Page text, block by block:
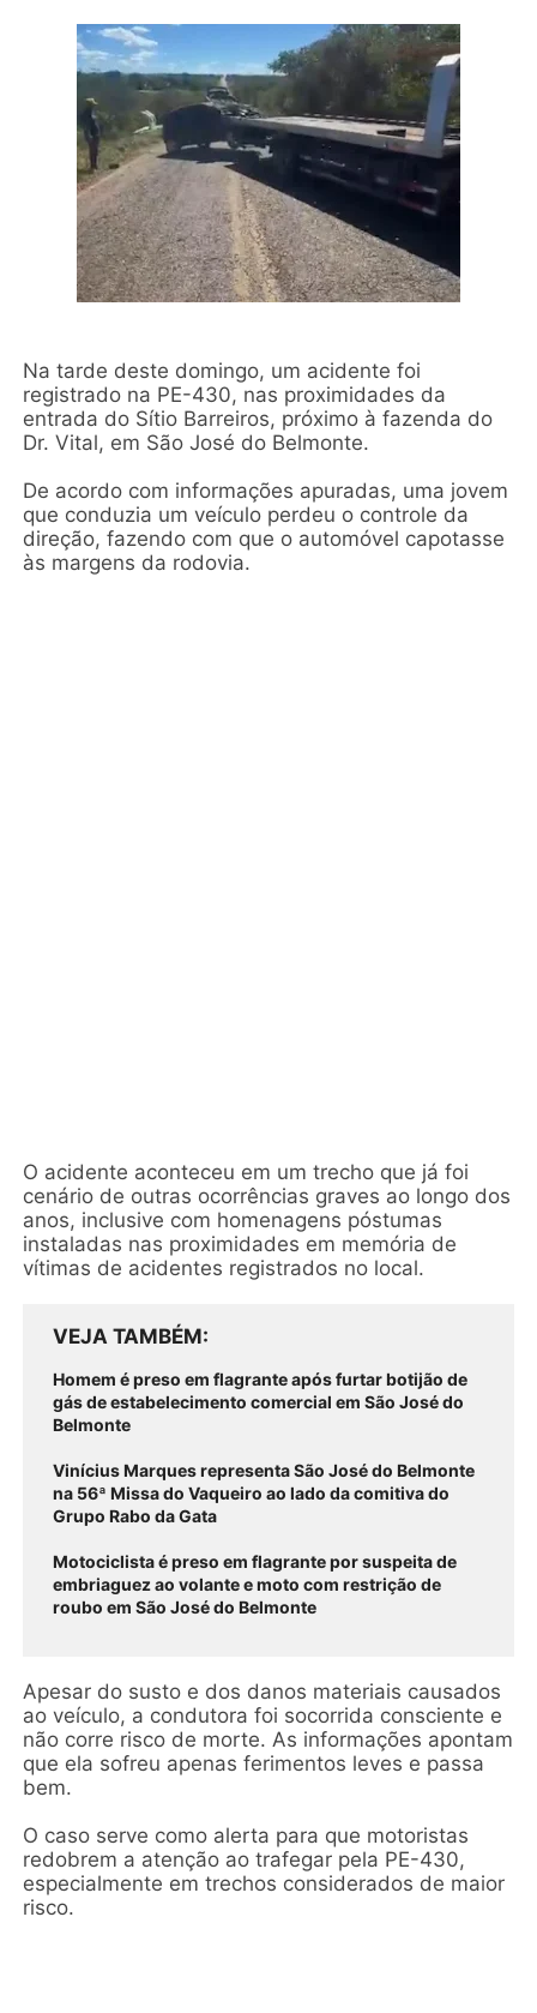
Na tarde deste domingo, um acidente foi
registrado na PE-430, nas proximidades da
entrada do Sítio Barreiros, próximo à fazenda do
Dr. Vital, em São José do Belmonte.
De acordo com informações apuradas, uma jovem
que conduzia um veículo perdeu o controle da
direção, fazendo com que o automóvel capotasse
às margens da rodovia.
O acidente aconteceu em um trecho que já foi
cenário de outras ocorrências graves ao longo dos
anos, inclusive com homenagens póstumas
instaladas nas proximidades em memória de
vítimas de acidentes registrados no local.
VEJA TAMBÉM
Homem é preso em flagrante após furtar botijão de
gás de estabelecimento comercial em São José do
Belmonte
Vinícius Marques representa São José do Belmonte
na 56ª Missa do Vaqueiro ao lado da comitiva do
Grupo Rabo da Gata
Motociclista é preso em flagrante por suspeita de
embriaguez ao volante e moto com restrição de
roubo em São José do Belmonte
Apesar do susto e dos danos materiais causados
ao veículo, a condutora foi socorrida consciente e
não corre risco de morte. As informações apontam
que ela sofreu apenas ferimentos leves e passa
bem.
O caso serve como alerta para que motoristas
redobrem a atenção ao trafegar pela PE-430,
especialmente em trechos considerados de maior
risco.